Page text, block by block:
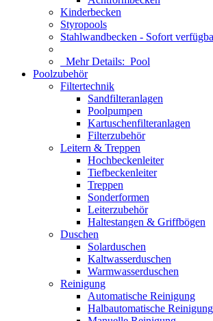
Kinderbecken
Styropools
Stahlwandbecken - Sofort
Mehr Details: Pool
Poolzubehör
Filtertechnik
Sandfilteranlagen
Poolpumpen
Kartuschenfilteranlagen
Filterzubehör
Leitern & Treppen
Hochbeckenleiter
Tiefbeckenleiter
Treppen
Sonderformen
Leiterzubehör
Haltestangen & Griffbögen
Duschen
Solarduschen
Kaltwasserduschen
Warmwasserduschen
Reinigung
Automatische Reinigung
Halbautomatische Reinigung